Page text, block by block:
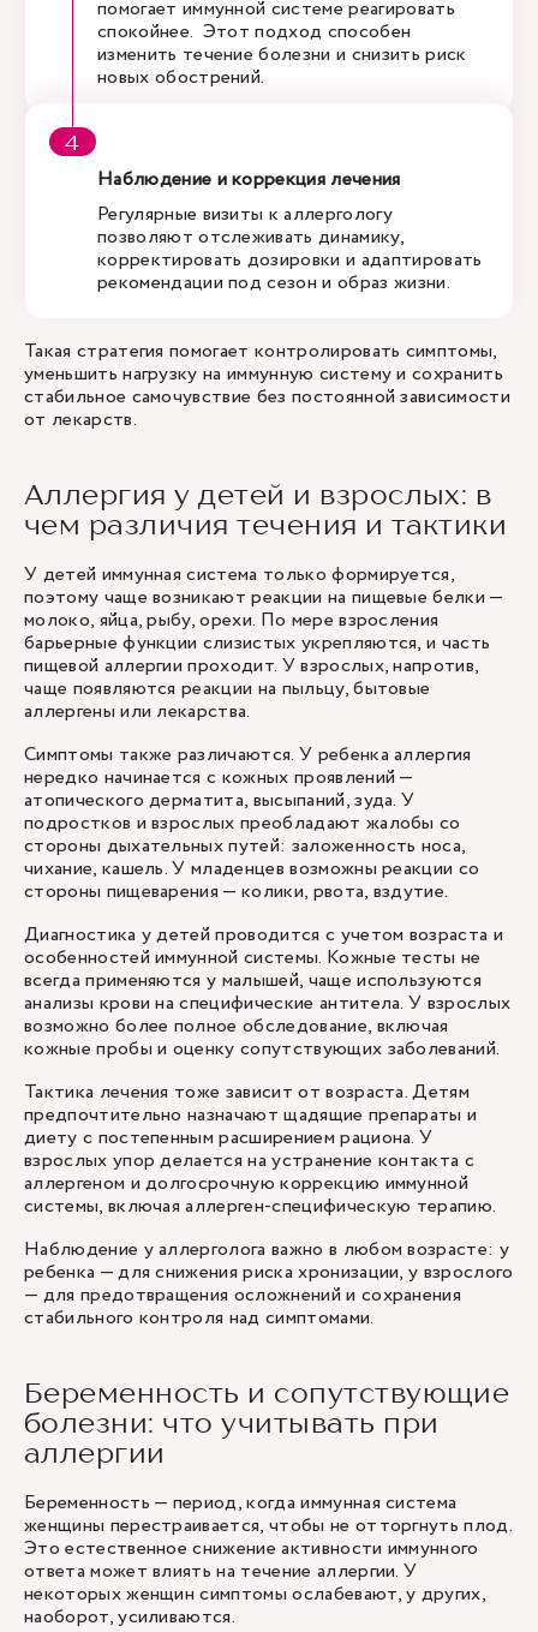
помогает иммунной системе реагировать
спокойнее. Этот подход способен
изменить течение болезни и снизить риск
новых обострений.
Наблюдение и коррекция лечения
Регулярные визиты к аллергологу
позволяют отслеживать динамику,
корректировать дозировки и адаптировать
рекомендации под сезон и образ жизни.
Такая стратегия помогает контролировать симптомы,
уменьшить нагрузку на иммунную систему и сохранить
стабильное самочувствие без постоянной зависимости
от лекарств.
Аллергия у детей и взрослых: в
чем различия течения и тактики
У детей иммунная система только формируется,
поэтому чаще возникают реакции на пищевые белки —
молоко, яйца, рыбу, орехи. По мере взросления
барьерные функции слизистых укрепляются, и часть
пищевой аллергии проходит. У взрослых, напротив,
чаще появляются реакции на пыльцу, бытовые
аллергены или лекарства.
Симптомы также различаются. У ребенка аллергия
нередко начинается с кожных проявлений —
атопического дерматита, высыпаний, зуда. У
подростков и взрослых преобладают жалобы со
стороны дыхательных путей: заложенность носа,
чихание, кашель. У младенцев возможны реакции со
стороны пищеварения — колики, рвота, вздутие.
Диагностика у детей проводится с учетом возраста и
особенностей иммунной системы. Кожные тесты не
всегда применяются у малышей, чаще используются
анализы крови на специфические антитела. У взрослых
возможно более полное обследование, включая
кожные пробы и оценку сопутствующих заболеваний.
Тактика лечения тоже зависит от возраста. Детям
предпочтительно назначают щадящие препараты и
диету с постепенным расширением рациона. У
взрослых упор делается на устранение контакта с
аллергеном и долгосрочную коррекцию иммунной
системы, включая аллерген-специфическую терапию.
Наблюдение у аллерголога важно в любом возрасте: у
ребенка — для снижения риска хронизации, у взрослого
— для предотвращения осложнений и сохранения
стабильного контроля над симптомами.
Беременность и сопутствующие
болезни: что учитывать при
аллергии
Беременность — период, когда иммунная система
женщины перестраивается, чтобы не отторгнуть плод.
Это естественное снижение активности иммунного
ответа может влиять на течение аллергии. У
некоторых женщин симптомы ослабевают, у других,
наоборот, усиливаются.